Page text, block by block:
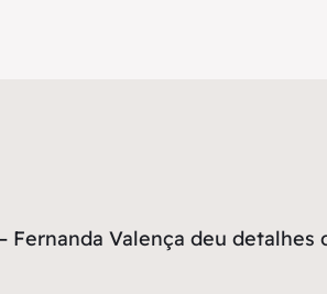
Fernanda Valença deu